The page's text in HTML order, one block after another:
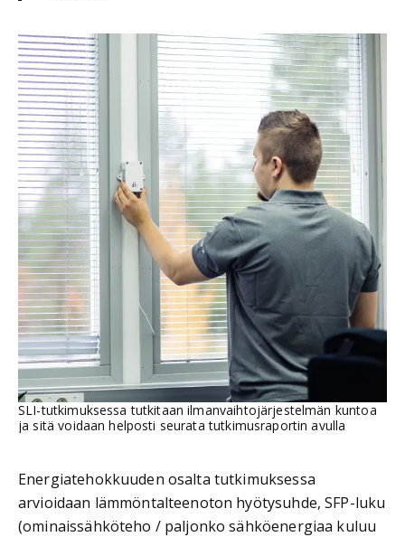
SLI-tutkimuksessa tutkitaan ilmanvaihtojärjestelmän kuntoa
ja sitä voidaan helposti seurata tutkimusraportin avulla
Energiatehokkuuden osalta tutkimuksessa
arvioidaan lämmöntalteenoton hyötysuhde, SFP-luku
(ominaissähköteho / paljonko sähköenergiaa kuluu